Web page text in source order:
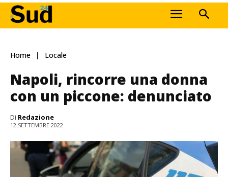
Home Locale
Napoli, rincorre una donna
con un piccone: denunciato
Di Redazione
12 SETTEMBRE 2022